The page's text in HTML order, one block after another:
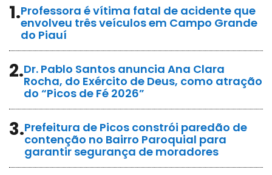
1.Professora é vítima fatal de acidente que
envolveu três veículos em Campo Grande
do Piauí
2.Dr. Pablo Santos anuncia Ana Clara
Rocha, do Exército de Deus, como atração
do “Picos de Fé 2026”
3.Prefeitura de Picos constrói paredão de
contenção no Bairro Paroquial para
garantir segurança de moradores